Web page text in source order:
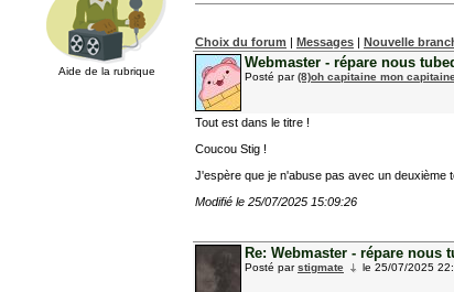
Aide de la rubrique
Choix du forum | Messages | Nouvelle
Webmaster - répare nous
Posté par(8)oh capitaine mon
Tout est dans le titre !
Coucou Stig !
J'espère que je n'abuse pas avec un deuxième
Modifié le 25/07/2025 15:09:26
Re: Webmaster - répare nous
Posté parstigmate le 25/07/2025